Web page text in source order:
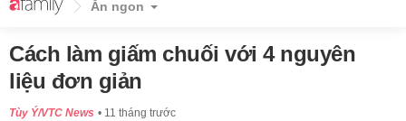
Ăn ngon
Cách làm giấm chuối với 4 nguyên
liệu đơn giản
Tùy Ý/VTC News 11 tháng trước